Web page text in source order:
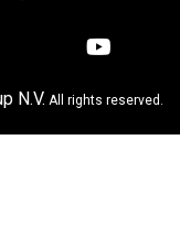
N.V. All rights reserved.